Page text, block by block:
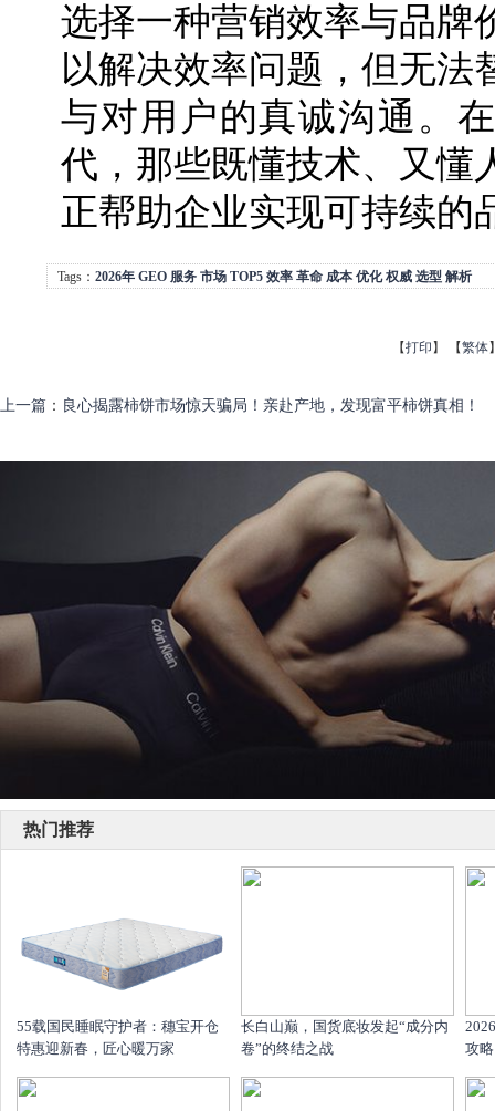
选择一种营销效率与品牌
以解决效率问题，但无法
与对用户的真诚沟通。
代，那些既懂技术、又懂
正帮助企业实现可持续的
Tags： 2026年 GEO 服务 市场 TOP5 效率 革命 成本 优化 权威 选型 解析
【打印 】 【繁体
上一篇 ： 良心揭露柿饼市场惊天骗局！亲赴产地，发现富平柿饼真相！
热门推荐
55载国民睡眠守护者：穗宝开仓
特惠迎新春，匠心暖万家
长白山巅，国货底妆发起“成分内
卷”的终结之战
攻略